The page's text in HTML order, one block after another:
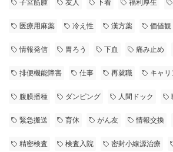
子宮筋腫 友人 下着 福利厚生
医療用麻薬 冷え性 漢方薬 価値観
情報発信 胃ろう 下血 痛み止め
排便機能障害 仕事 再就職 キャ
腹膜播種 ダンピング 人間ドック
緊急搬送 育休 がん友 情報交換
精密検査 検査入院 密封小線源治療